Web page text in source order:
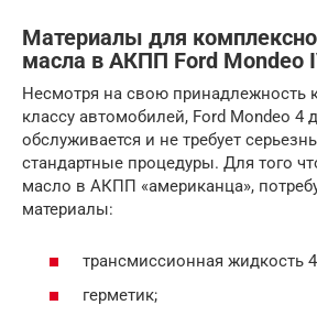
Материалы для
масла в АКПП Ford Mondeo
Несмотря на свою принадлежность
классу автомобилей, Ford Mondeo 4
обслуживается и не требует
стандартные процедуры. Для того
масло в АКПП «американца»,
материалы:
трансмиссионная жидкость
герметик;